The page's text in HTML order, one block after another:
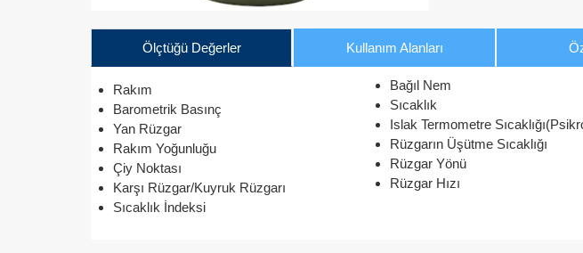
Ölçtüğü Değerler Kullanım Alanları
Rakım
Barometrik Basınç
Yan Rüzgar
Rakım Yoğunluğu
Çiy Noktası
Karşı Rüzgar/Kuyruk Rüzgarı
Sıcaklık İndeksi
Bağıl Nem
Sıcaklık
Islak Termometre
Rüzgarın Üşütme Sıcaklığı
Rüzgar Yönü
Rüzgar Hızı